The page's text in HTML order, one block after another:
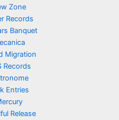
Zone
Records
Banquet
Migration
Records
Entries
Release